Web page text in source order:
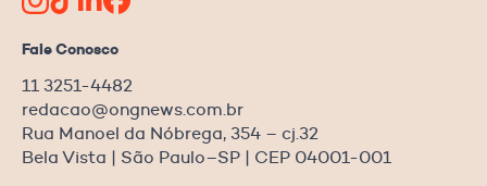
Fale Conosco
11 3251-4482
redacao@ongnews.com.br
Rua Manoel da Nóbrega, 354 – cj.32
Bela Vista | São Paulo–SP | CEP 04001-001